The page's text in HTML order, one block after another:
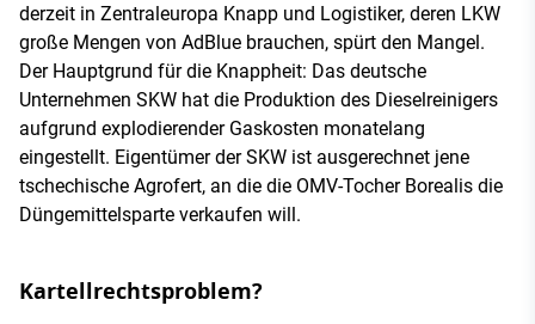
derzeit in Zentraleuropa Knapp und Logistiker, deren LKW
große Mengen von AdBlue brauchen, spürt den Mangel.
Der Hauptgrund für die Knappheit: Das deutsche
Unternehmen SKW hat die Produktion des Dieselreinigers
aufgrund explodierender Gaskosten monatelang
eingestellt. Eigentümer der SKW ist ausgerechnet jene
tschechische Agrofert, an die die OMV-Tocher Borealis die
Düngemittelsparte verkaufen will.
Kartellrechtsproblem?